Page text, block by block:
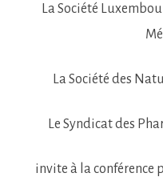
La Société
La Société des
Le Syndicat des
invite à la conférence